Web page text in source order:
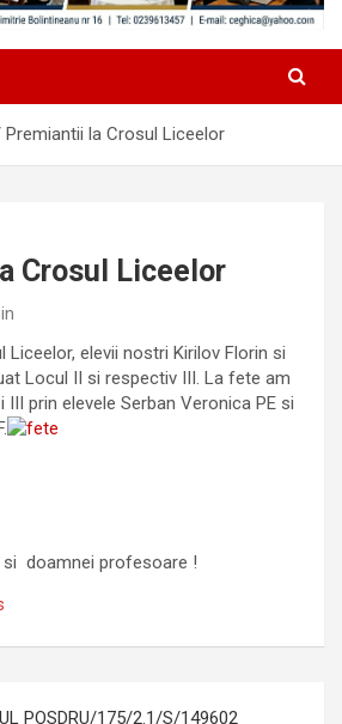
Premiantii la Crosul Liceelor
Crosul Liceelor
Liceelor, elevii nostri Kirilov Florin si
Locul II si respectiv III. La fete am
prin elevele Serban Veronica PE si
si doamnei profesoare !
POSDRU/175/2.1/S/149602